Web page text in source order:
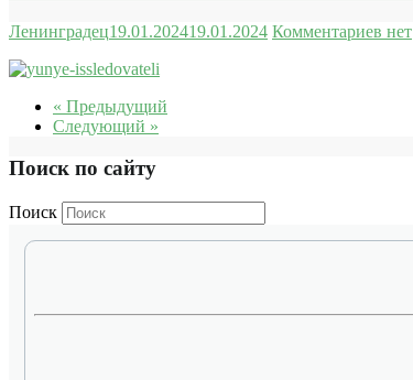
Ленинградец19.01.202419.01.2024 Комментариев нет
« Предыдущий
Следующий »
Поиск по сайту
Поиск